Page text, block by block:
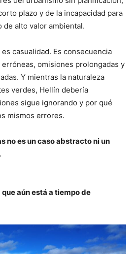
plazo y de la incapacidad para
alto valor ambiental.
casualidad. Es consecuencia
omisiones prolongadas y
Y mientras la naturaleza
verdes, Hellín debería
sigue ignorando y por qué
mismos errores.
no es un caso abstracto ni un
aún está a tiempo de